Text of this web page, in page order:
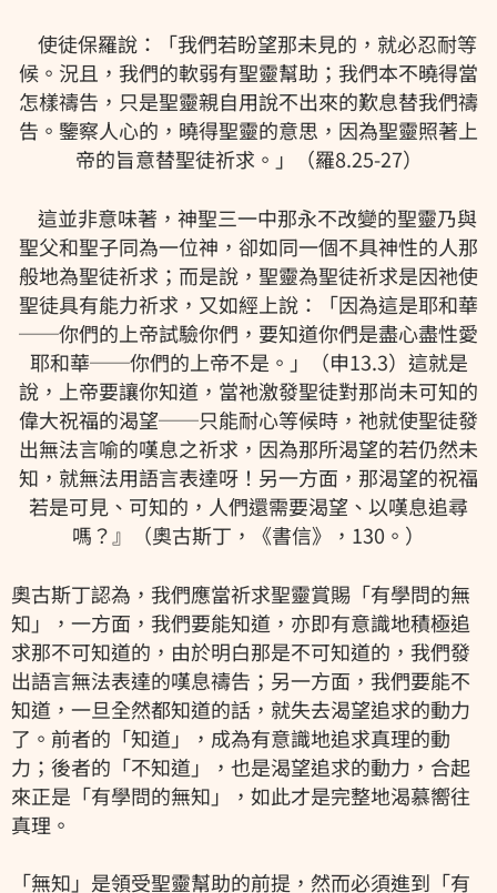
使徒保羅說：「我們若盼望那未見的，就必忍耐等
候。況且，我們的軟弱有聖靈幫助；我們本不曉得當
怎樣禱告，只是聖靈親自用說不出來的歎息替我們禱
告。鑒察人心的，曉得聖靈的意思，因為聖靈照著上
帝的旨意替聖徒祈求。」（羅8.25-27）
這並非意味著，神聖三一中那永不改變的聖靈乃與
聖父和聖子同為一位神，卻如同一個不具神性的人那
般地為聖徒祈求；而是說，聖靈為聖徒祈求是因祂使
聖徒具有能力祈求，又如經上說：「因為這是耶和華
──你們的上帝試驗你們，要知道你們是盡心盡性愛
耶和華──你們的上帝不是。」（申13.3）這就是
說，上帝要讓你知道，當祂激發聖徒對那尚未可知的
偉大祝福的渴望──只能耐心等候時，祂就使聖徒發
出無法言喻的嘆息之祈求，因為那所渴望的若仍然未
知，就無法用語言表達呀！另一方面，那渴望的祝福
若是可見、可知的，人們還需要渴望、以嘆息追尋
嗎？』（奧古斯丁，《書信》，130。）
奧古斯丁認為，我們應當祈求聖靈賞賜「有學問的無
知」，一方面，我們要能知道，亦即有意識地積極追
求那不可知道的，由於明白那是不可知道的，我們發
出語言無法表達的嘆息禱告；另一方面，我們要能不
知道，一旦全然都知道的話，就失去渴望追求的動力
了。前者的「知道」，成為有意識地追求真理的動
力；後者的「不知道」，也是渴望追求的動力，合起
來正是「有學問的無知」，如此才是完整地渴慕嚮往
真理。
「無知」是領受聖靈幫助的前提，然而必須進到「有